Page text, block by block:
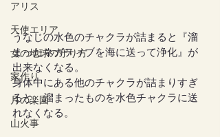
アリス
天使エリア
女の地球の守り方
家作り
月の楽園
山火事
うなじの水色のチャクラが詰まると『溜
まったネガティブを海に送って浄化』が
出来なくなる。
身体中にある他のチャクラが詰まりすぎ
ると、溜まったものを水色チャクラに送
れなくなる。